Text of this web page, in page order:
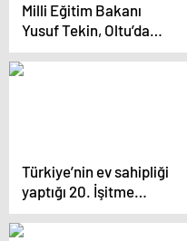
Milli Eğitim Bakanı
Yusuf Tekin, Oltu’da
Cumhur İttifakı’nın
ruhunu vurguladı
Türkiye’nin ev sahipliği
yaptığı 20. İşitme
Engelliler Kış
Olimpiyatları başladı